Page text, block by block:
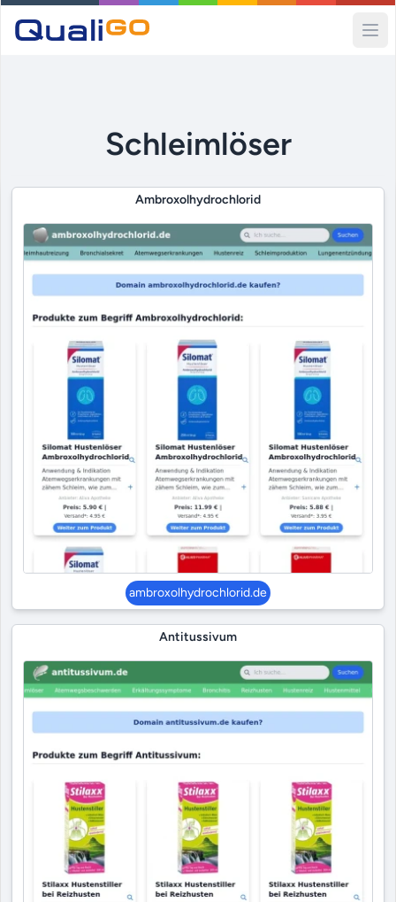
Schleimlöser
Ambroxolhydrochlorid
ambroxolhydrochlorid.de
Antitussivum